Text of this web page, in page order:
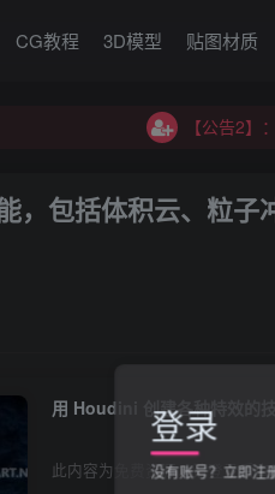
CG教程 3D模型 贴图材质
【公告2】
【公告2】
，包括体积云、粒子
此内容为免费资源，请登录后查
登录
没有账号？立即注